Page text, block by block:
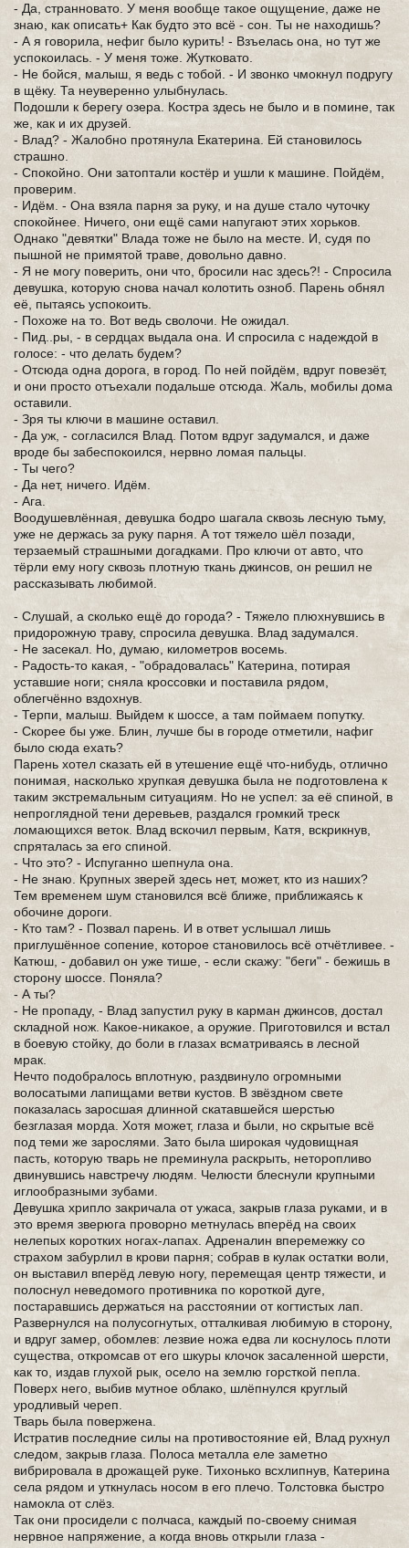
- Да, странновато. У меня вообще такое ощущение, даже не
знаю, как описать+ Как будто это всё - сон. Ты не находишь?
- А я говорила, нефиг было курить! - Взъелась она, но тут же
успокоилась. - У меня тоже. Жутковато.
- Не бойся, малыш, я ведь с тобой. - И звонко чмокнул подругу
в щёку. Та неуверенно улыбнулась.
Подошли к берегу озера. Костра здесь не было и в помине, так
же, как и их друзей.
- Влад? - Жалобно протянула Екатерина. Ей становилось
страшно.
- Спокойно. Они затоптали костёр и ушли к машине. Пойдём,
проверим.
- Идём. - Она взяла парня за руку, и на душе стало чуточку
спокойнее. Ничего, они ещё сами напугают этих хорьков.
Однако "девятки" Влада тоже не было на месте. И, судя по
пышной не примятой траве, довольно давно.
- Я не могу поверить, они что, бросили нас здесь?! - Спросила
девушка, которую снова начал колотить озноб. Парень обнял
её, пытаясь успокоить.
- Похоже на то. Вот ведь сволочи. Не ожидал.
- Пид..ры, - в сердцах выдала она. И спросила с надеждой в
голосе: - что делать будем?
- Отсюда одна дорога, в город. По ней пойдём, вдруг повезёт,
и они просто отъехали подальше отсюда. Жаль, мобилы дома
оставили.
- Зря ты ключи в машине оставил.
- Да уж, - согласился Влад. Потом вдруг задумался, и даже
вроде бы забеспокоился, нервно ломая пальцы.
- Ты чего?
- Да нет, ничего. Идём.
- Ага.
Воодушевлённая, девушка бодро шагала сквозь лесную тьму,
уже не держась за руку парня. А тот тяжело шёл позади,
терзаемый страшными догадками. Про ключи от авто, что
тёрли ему ногу сквозь плотную ткань джинсов, он решил не
рассказывать любимой.
- Слушай, а сколько ещё до города? - Тяжело плюхнувшись в
придорожную траву, спросила девушка. Влад задумался.
- Не засекал. Но, думаю, километров восемь.
- Радость-то какая, - "обрадовалась" Катерина, потирая
уставшие ноги; сняла кроссовки и поставила рядом,
облегчённо вздохнув.
- Терпи, малыш. Выйдем к шоссе, а там поймаем попутку.
- Скорее бы уже. Блин, лучше бы в городе отметили, нафиг
было сюда ехать?
Парень хотел сказать ей в утешение ещё что-нибудь, отлично
понимая, насколько хрупкая девушка была не подготовлена к
таким экстремальным ситуациям. Но не успел: за её спиной, в
непроглядной тени деревьев, раздался громкий треск
ломающихся веток. Влад вскочил первым, Катя, вскрикнув,
спряталась за его спиной.
- Что это? - Испуганно шепнула она.
- Не знаю. Крупных зверей здесь нет, может, кто из наших?
Тем временем шум становился всё ближе, приближаясь к
обочине дороги.
- Кто там? - Позвал парень. И в ответ услышал лишь
приглушённое сопение, которое становилось всё отчётливее. -
Катюш, - добавил он уже тише, - если скажу: "беги" - бежишь в
сторону шоссе. Поняла?
- А ты?
- Не пропаду, - Влад запустил руку в карман джинсов, достал
складной нож. Какое-никакое, а оружие. Приготовился и встал
в боевую стойку, до боли в глазах всматриваясь в лесной
мрак.
Нечто подобралось вплотную, раздвинуло огромными
волосатыми лапищами ветви кустов. В звёздном свете
показалась заросшая длинной скатавшейся шерстью
безглазая морда. Хотя может, глаза и были, но скрытые всё
под теми же зарослями. Зато была широкая чудовищная
пасть, которую тварь не преминула раскрыть, неторопливо
двинувшись навстречу людям. Челюсти блеснули крупными
иглообразными зубами.
Девушка хрипло закричала от ужаса, закрыв глаза руками, и в
это время зверюга проворно метнулась вперёд на своих
нелепых коротких ногах-лапах. Адреналин вперемежку со
страхом забурлил в крови парня; собрав в кулак остатки воли,
он выставил вперёд левую ногу, перемещая центр тяжести, и
полоснул неведомого противника по короткой дуге,
постаравшись держаться на расстоянии от когтистых лап.
Развернулся на полусогнутых, отталкивая любимую в сторону,
и вдруг замер, обомлев: лезвие ножа едва ли коснулось плоти
существа, откромсав от его шкуры клочок засаленной шерсти,
как то, издав глухой рык, осело на землю горсткой пепла.
Поверх него, выбив мутное облако, шлёпнулся круглый
уродливый череп.
Тварь была повержена.
Истратив последние силы на противостояние ей, Влад рухнул
следом, закрыв глаза. Полоса металла еле заметно
вибрировала в дрожащей руке. Тихонько всхлипнув, Катерина
села рядом и уткнулась носом в его плечо. Толстовка быстро
намокла от слёз.
Так они просидели с полчаса, каждый по-своему снимая
нервное напряжение, а когда вновь открыли глаза -